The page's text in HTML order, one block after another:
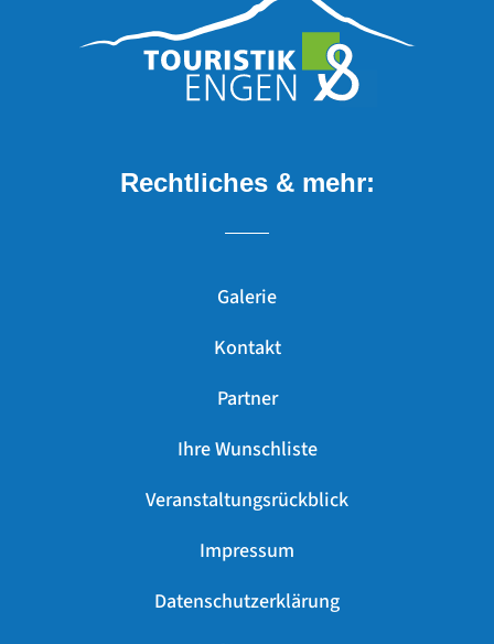
Rechtliches & mehr:
Galerie
Kontakt
Partner
Ihre Wunschliste
Veranstaltungsrückblick
Impressum
Datenschutzerklärung